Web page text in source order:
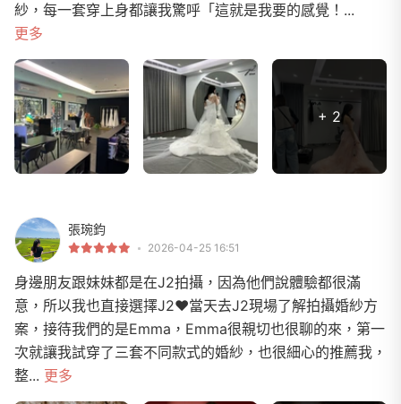
紗，每一套穿上身都讓我驚呼「這就是我要的感覺！...
更多
+ 2
張琬鈞
2026-04-25 16:51
身邊朋友跟妹妹都是在J2拍攝，因為他們說體驗都很滿
意，所以我也直接選擇J2❤️當天去J2現場了解拍攝婚紗方
案，接待我們的是Emma，Emma很親切也很聊的來，第一
次就讓我試穿了三套不同款式的婚紗，也很細心的推薦我，
整... 更多